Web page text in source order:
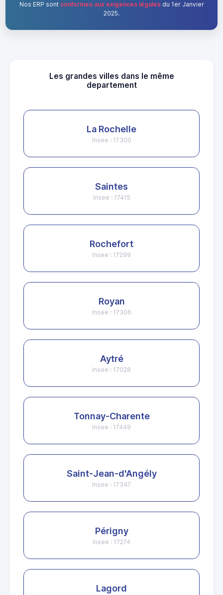
Nos ERP sont conformes aux exigences légalesdu 1er Janvier
2025.
Les grandes villes dans le même
departement
La Rochelle
Insee : 17300
Saintes
Insee : 17415
Rochefort
Insee : 17299
Royan
Insee : 17306
Aytré
Insee : 17028
Tonnay-Charente
Insee : 17449
Saint-Jean-d'Angély
Insee : 17347
Périgny
Insee : 17274
Lagord